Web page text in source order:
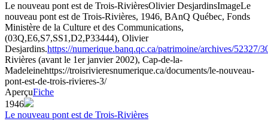
Le nouveau pont est de Trois-RivièresOlivier DesjardinsImageLe
nouveau pont est de Trois-Rivières, 1946, BAnQ Québec, Fonds
Ministère de la Culture et des Communications,
(03Q,E6,S7,SS1,D2,P33444), Olivier
Desjardins.https://numerique.banq.qc.ca/patrimoine/archives/52327/
Rivières (avant le 1er janvier 2002), Cap-de-la-
Madeleinehttps://troisrivieresnumerique.ca/documents/le-nouveau-
pont-est-de-trois-rivieres-3/
AperçuFiche
1946
Le nouveau pont est de Trois-Rivières